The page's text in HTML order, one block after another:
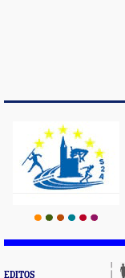
EDITOS